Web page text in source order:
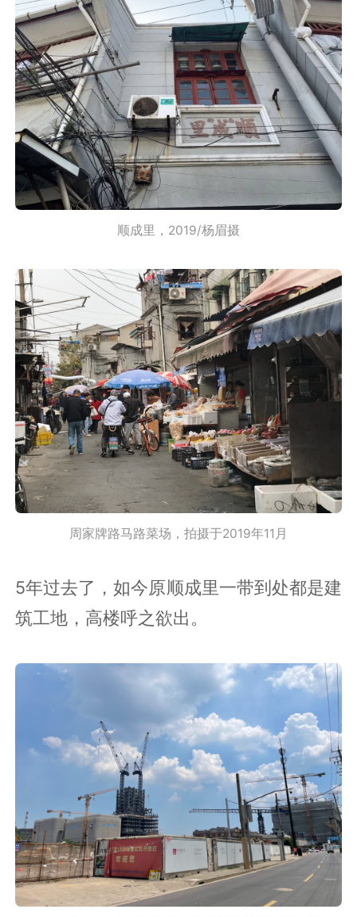
顺成里，2019/杨眉摄
周家牌路马路菜场，拍摄于2019年11月
5年过去了，如今原顺成里一带到处都是建
筑工地，高楼呼之欲出。